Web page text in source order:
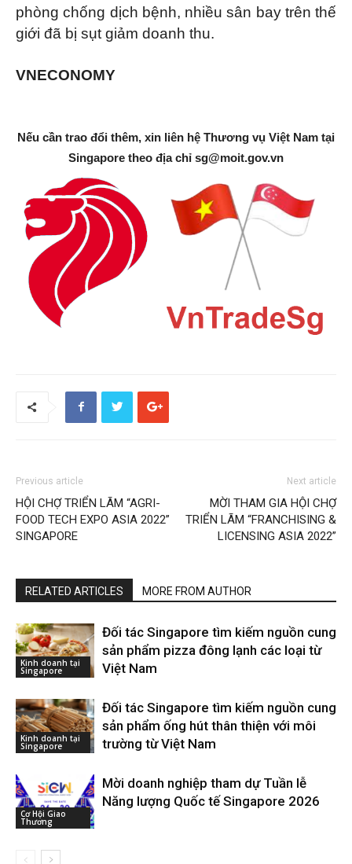
phòng chống dịch bệnh, nhiều sân bay trên thế
giới đã bị sụt giảm doanh thu.
VNECONOMY
Nếu cần trao đổi thêm, xin liên hệ Thương vụ Việt Nam tại
Singapore theo địa chỉ sg@moit.gov.vn
Previous article
HỘI CHỢ TRIỂN LÃM “AGRI-
FOOD TECH EXPO ASIA 2022”
SINGAPORE
Next article
MỜI THAM GIA HỘI CHỢ
TRIỂN LÃM “FRANCHISING &
LICENSING ASIA 2022”
RELATED ARTICLES MORE FROM AUTHOR
Kinh doanh tại
Singapore
Đối tác Singapore tìm kiếm nguồn cung
sản phẩm pizza đông lạnh các loại từ
Việt Nam
Kinh doanh tại
Singapore
Đối tác Singapore tìm kiếm nguồn cung
sản phẩm ống hút thân thiện với môi
trường từ Việt Nam
Cơ Hội Giao
Thương
Mời doanh nghiệp tham dự Tuần lễ
Năng lượng Quốc tế Singapore 2026